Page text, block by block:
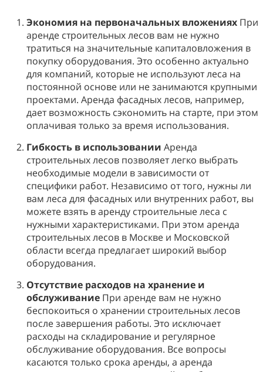
Экономия на первоначальных вложениях При
аренде строительных лесов вам не нужно
тратиться на значительные капиталовложения в
покупку оборудования. Это особенно актуально
для компаний, которые не используют леса на
постоянной основе или не занимаются крупными
проектами. Аренда фасадных лесов, например,
дает возможность сэкономить на старте, при этом
оплачивая только за время использования.
Гибкость в использовании Аренда
строительных лесов позволяет легко выбрать
необходимые модели в зависимости от
специфики работ. Независимо от того, нужны ли
вам леса для фасадных или внутренних работ, вы
можете взять в аренду строительные леса с
нужными характеристиками. При этом аренда
строительных лесов в Москве и Московской
области всегда предлагает широкий выбор
оборудования.
Отсутствие расходов на хранение и
обслуживание При аренде вам не нужно
беспокоиться о хранении строительных лесов
после завершения работы. Это исключает
расходы на складирование и регулярное
обслуживание оборудования. Все вопросы
касаются только срока аренды, а аренда